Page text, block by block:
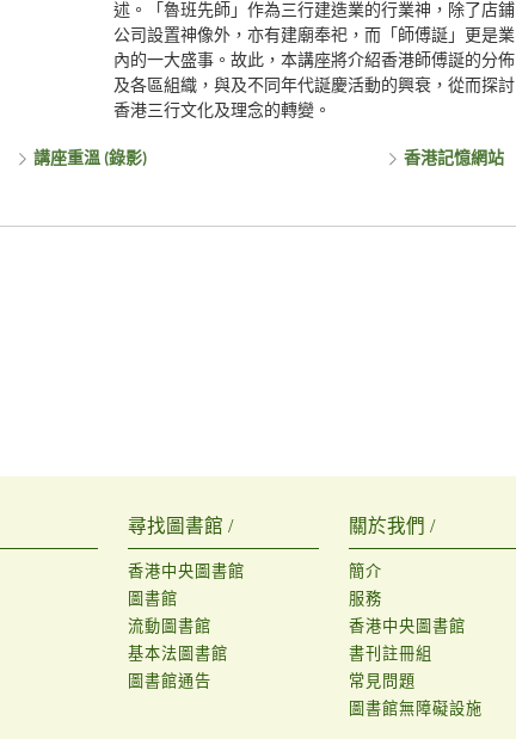
述。「魯班先師」作為三行建造業的行業神，除了店鋪
公司設置神像外，亦有建廟奉祀，而「師傅誕」更是業
內的一大盛事。故此，本講座將介紹香港師傅誕的分佈
及各區組織，與及不同年代誕慶活動的興衰，從而探討
香港三行文化及理念的轉變。
講座重溫 (錄影) 香港記憶網站
尋找圖書館 /
香港中央圖書館
圖書館
流動圖書館
基本法圖書館
圖書館通告
關於我們 /
簡介
服務
香港中央圖書館
書刊註冊組
常見問題
圖書館無障礙設施